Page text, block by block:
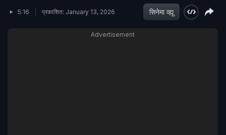
5:16 प्रकाशित: January 13, 2026 सिनेमा व्ह्यू
Advertisement